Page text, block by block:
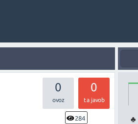
0 0
ta javob
284